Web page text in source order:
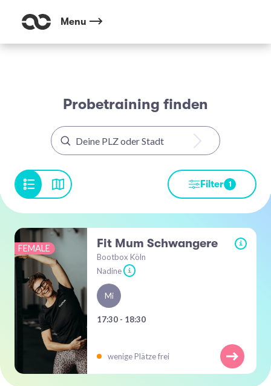
Menu
Probetraining finden
Filter 1
FEMALE Fit Mum Schwangere i
Bootbox Köln
Nadine
i
Mi
17:30 - 18:30
wenige Plätze frei